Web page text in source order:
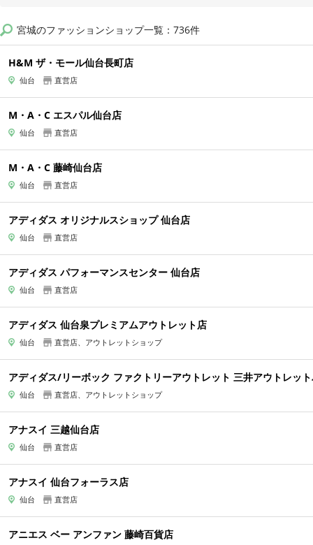
宮城のファッションショップ一覧：736件
H&M ザ・モール仙台長町店
仙台 直営店
M・A・C エスパル仙台店
仙台 直営店
M・A・C 藤崎仙台店
仙台 直営店
アディダス オリジナルスショップ 仙台店
仙台 直営店
アディダス パフォーマンスセンター 仙台店
仙台 直営店
アディダス 仙台泉プレミアムアウトレット店
仙台 直営店、アウトレットショップ
アディダス/リーボック ファクトリーアウトレット 三井アウトレッ
仙台 直営店、アウトレットショップ
アナスイ 三越仙台店
仙台 直営店
アナスイ 仙台フォーラス店
仙台 直営店
アニエス ベー アンファン 藤崎百貨店